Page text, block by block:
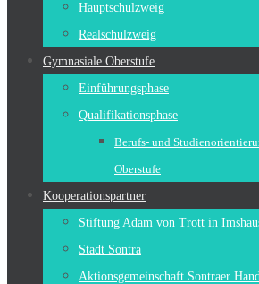
Hauptschulzweig
Realschulzweig
Gymnasiale Oberstufe
Einführungsphase
Qualifikationsphase
Berufs- und
Oberstufe
Kooperationspartner
Stiftung Adam von Trott in
Stadt Sontra
Aktionsgemeinschaft Sontraer